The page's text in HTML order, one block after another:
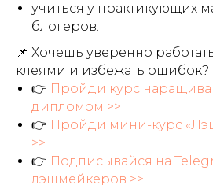
учиться у практикующих
блогеров.
📌 Хочешь уверенно
клеями и избежать ошибок?
👉 Пройди курс
дипломом >>
👉 Пройди мини-курс
>>
👉 Подписывайся на
лэшмейкеров >>